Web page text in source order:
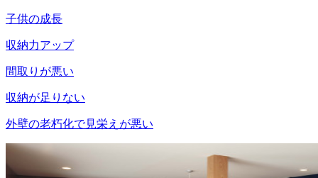
子供の成長
収納力アップ
間取りが悪い
収納が足りない
外壁の老朽化で見栄えが悪い